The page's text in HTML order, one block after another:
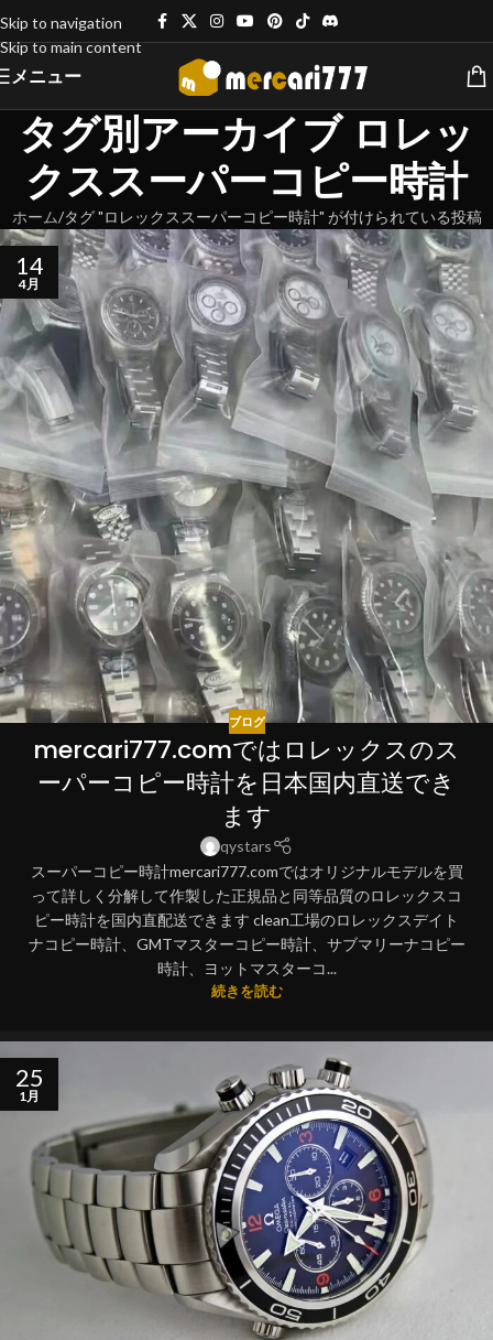
Skip to navigation
Skip to main content
メニュー
タグ別アーカイブ ロレッ
クススーパーコピー時計
ホーム タグ "ロレックススーパーコピー時計" が付けられている投稿
14
4月
ブログ
mercari777.comではロレックスのス
ーパーコピー時計を日本国内直送でき
ます
qystars
スーパーコピー時計mercari777.comではオリジナルモデルを買
って詳しく分解して作製した正規品と同等品質のロレックスコ
ピー時計を国内直配送できます clean工場のロレックスデイト
ナコピー時計、GMTマスターコピー時計、サブマリーナコピー
時計、ヨットマスターコ...
続きを読む
25
1月